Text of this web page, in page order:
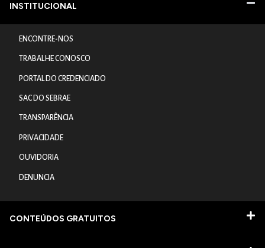
INSTITUCIONAL
ENCONTRE-NOS
TRABALHE CONOSCO
PORTAL DO CREDENCIADO
SAC DO SEBRAE
TRANSPARÊNCIA
PRIVACIDADE
OUVIDORIA
DENUNCIA
CONTEÚDOS GRATUITOS